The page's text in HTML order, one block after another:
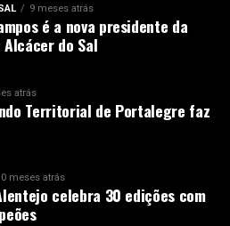
9 meses atrás
é a nova presidente da
Alcácer do Sal
atrás
Territorial de Portalegre faz
meses atrás
celebra 30 edições com